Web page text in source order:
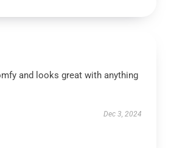
and looks great with anything
Dec 3, 2024